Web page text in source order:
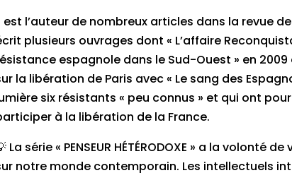
est l’auteur de nombreux articles dans la revue de
plusieurs ouvrages dont « L’affaire
espagnole dans le Sud-Ouest » en
la libération de Paris avec « Le sang des
six résistants « peu connus » et qui ont
à la libération de la France.
La série « PENSEUR HÉTÉRODOXE » a la volonté
notre monde contemporain. Les intellectuels